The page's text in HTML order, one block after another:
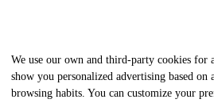
We use our own and third-party cookies for
show you personalized advertising based
browsing habits. You can customize your